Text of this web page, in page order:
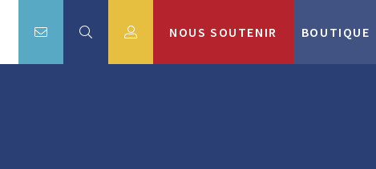
NOUS SOUTENIR BOUTIQUE